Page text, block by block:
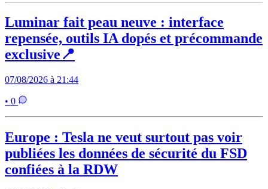
Luminar fait peau neuve : interface
repensée, outils IA dopés et précommande
exclusive📍
07/08/2026 à 21:44
• 0
Europe : Tesla ne veut surtout pas voir
publiées les données de sécurité du FSD
confiées à la RDW